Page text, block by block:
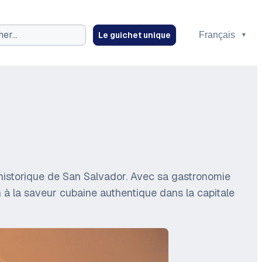
Le guichet unique
de San Salvador. Avec sa gastronomie
la saveur cubaine authentique dans la capitale